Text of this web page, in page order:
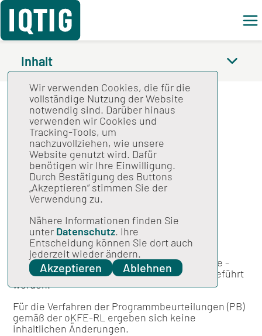
Feed
Inhalt
Spezifikation für die
Nutzung der
Sozialdaten bei den
Krankenkassen 2021
V03
Gesamtspezifikation
Stand: 19.01.2021
Der - ausschließlich QS-Verfahren betreffende -
DIMDI-Umstieg von 2020 auf 2021 ist durchgeführt
worden.
Für die Verfahren der Programmbeurteilungen (PB)
gemäß der oKFE-RL ergeben sich keine
inhaltlichen Änderungen.
Wir verwenden Cookies, die für die
vollständige Nutzung der Website
notwendig sind. Darüber hinaus
verwenden wir Cookies und
Tracking-Tools, um
nachzuvollziehen, wie unsere
Website genutzt wird. Dafür
benötigen wir Ihre Einwilligung.
Durch Bestätigung des Buttons
„Akzeptieren“ stimmen Sie der
Verwendung zu.
Nähere Informationen finden Sie
unter Datenschutz. Ihre
Entscheidung können Sie dort auch
jederzeit wieder ändern.
Akzeptieren Ablehnen